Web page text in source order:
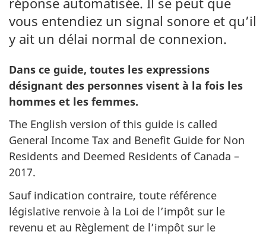
vous entendiez un signal sonore et qu’il
y ait un délai normal de connexion.
Dans ce guide, toutes les expressions
désignant des personnes visent à la fois les
hommes et les femmes.
The English version of this guide is called
General Income Tax and Benefit Guide for Non
Residents and Deemed Residents of Canada –
2017.
Sauf indication contraire, toute référence
législative renvoie à la Loi de l’impôt sur le
revenu et au Règlement de l’impôt sur le